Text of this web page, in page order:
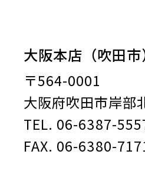
大阪本店（吹田市
〒564-0001
大阪府吹田市岸部
TEL. 06-6387-
FAX. 06-6380-